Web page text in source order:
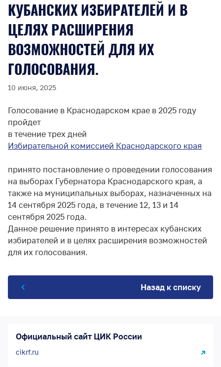
КУБАНСКИХ ИЗБИРАТЕЛЕЙ И В
ЦЕЛЯХ РАСШИРЕНИЯ
ВОЗМОЖНОСТЕЙ ДЛЯ ИХ
ГОЛОСОВАНИЯ.
10 июня, 2025
Голосование в Краснодарском крае в 2025 году
пройдет
в течение трех дней
Избирательной комиссией Краснодарского края
принято постановление о проведении голосования
на выборах Губернатора Краснодарского края, а
также на муниципальных выборах, назначенных на
14 сентября 2025 года, в течение 12, 13 и 14
сентября 2025 года.
Данное решение принято в интересах кубанских
избирателей и в целях расширения возможностей
для их голосования.
Назад к списку
Официальный сайт ЦИК России
cikrf.ru